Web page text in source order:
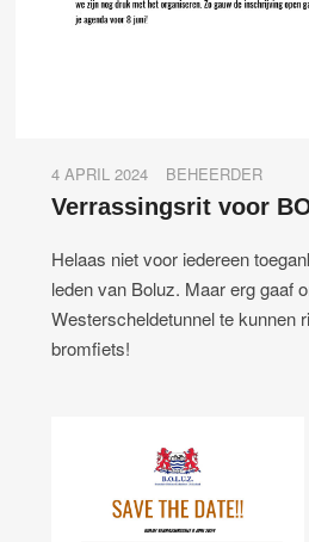
4 APRIL 2024 BEHEERDER
Verrassingsrit voor
Helaas niet voor iedereen
leden van Boluz. Maar erg gaaf
Westerscheldetunnel te kunnen
bromfiets!